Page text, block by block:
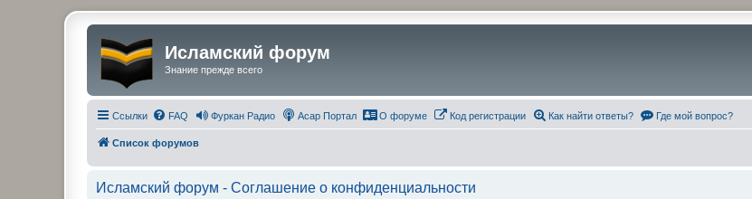
Исламский форум
Знание прежде всего
Ссылки FAQ Фуркан Радио Асар Портал О форуме Код регистрации Как найти ответы? Где мой вопрос?
Список форумов
Исламский форум - Соглашение о конфиденциальности